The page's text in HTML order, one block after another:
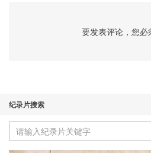
要发表评论，您必
纪录片搜索